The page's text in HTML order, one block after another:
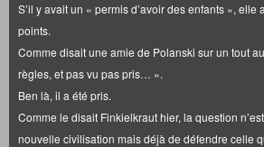
S’il y avait un « permis d’avoir des enfants », elle
points.
Comme disait une amie de Polanski sur un tout
règles, et pas vu pas pris… ».
Ben là, il a été pris.
Comme le disait Finkielkraut hier, la question
nouvelle civilisation mais déjà de défendre celle